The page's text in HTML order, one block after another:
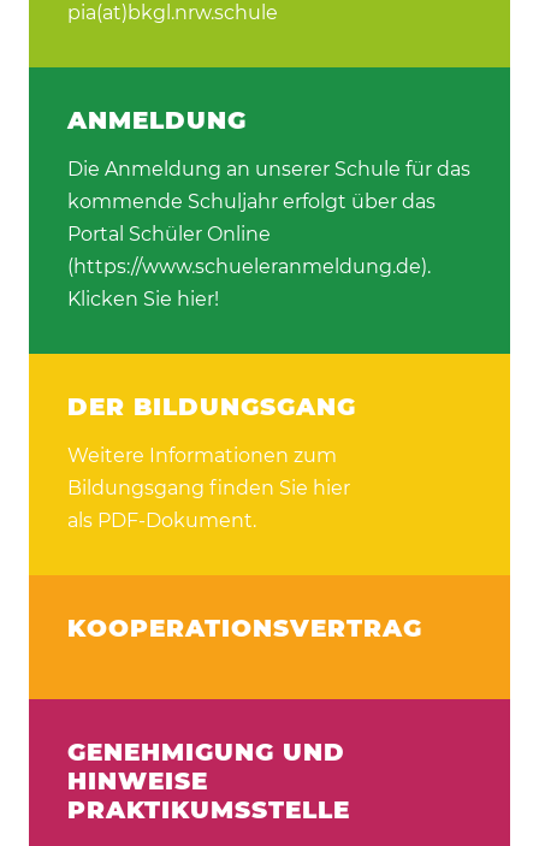
pia(at)bkgl.nrw.schule
ANMELDUNG
Die Anmeldung an unserer Schule für das
kommende Schuljahr erfolgt über das
Portal Schüler Online
(https://www.schueleranmeldung.de).
Klicken Sie hier!
DER BILDUNGSGANG
Weitere Informationen zum
Bildungsgang finden Sie hier
als PDF-Dokument.
KOOPERATIONSVERTRAG
GENEHMIGUNG UND
HINWEISE
PRAKTIKUMSSTELLE